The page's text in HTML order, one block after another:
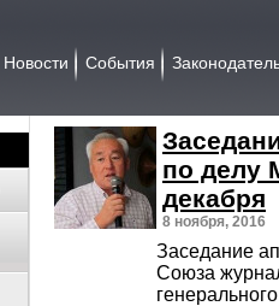
Новости События
по делу
декабря
8 ноября, 2016
Заседание
Союза